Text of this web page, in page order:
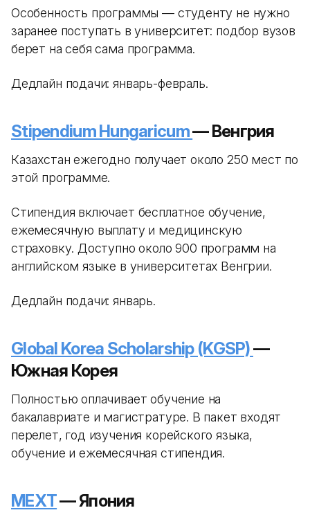
Особенность программы — студенту не нужно
заранее поступать в университет: подбор вузов
берет на себя сама программа.
Дедлайн подачи: январь-февраль.
Stipendium Hungaricum— Венгрия
Казахстан ежегодно получает около 250 мест по
этой программе.
Стипендия включает бесплатное обучение,
ежемесячную выплату и медицинскую
страховку. Доступно около 900 программ на
английском языке в университетах Венгрии.
Дедлайн подачи: январь.
Global Korea Scholarship (KGSP)—
Южная Корея
Полностью оплачивает обучение на
бакалавриате и магистратуре. В пакет входят
перелет, год изучения корейского языка,
обучение и ежемесячная стипендия.
MEXT— Япония